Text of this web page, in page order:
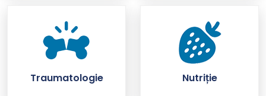
Traumatologie Nutriție